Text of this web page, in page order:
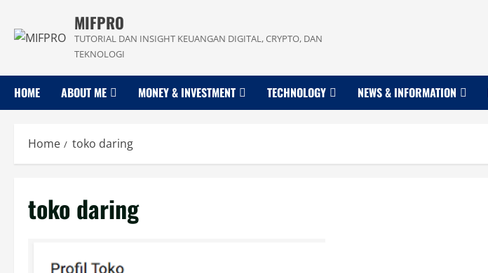
content
MIFPRO
TUTORIAL DAN INSIGHT KEUANGAN DIGITAL, CRYPTO, DAN
TEKNOLOGI
HOME ABOUT ME MONEY & INVESTMENT TECHNOLOGY NEWS & INFORMATION
Home toko daring
toko daring